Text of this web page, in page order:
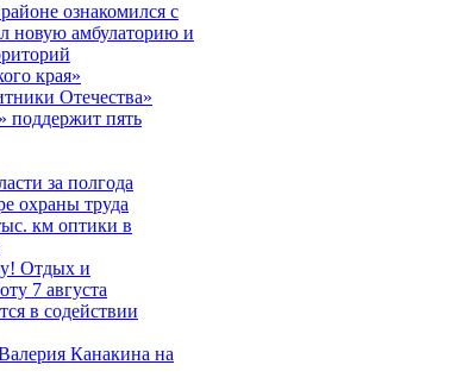
ознакомился с
новую амбулаторию и
края»
Отечества»
поддержит пять
за полгода
охраны труда
км оптики в
Отдых и
7 августа
в содействии
Канакина на